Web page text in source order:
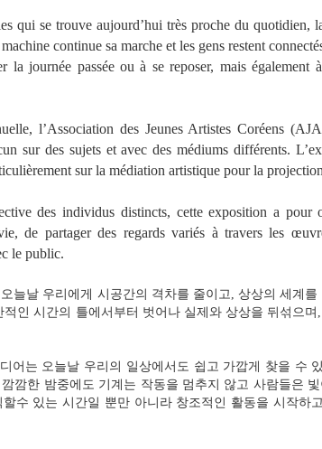
qui se trouve aujourd’hui très proche du quotidien,
continue sa marche et les gens restent
la journée passée ou à se reposer, mais également
l’Association des Jeunes Artistes Coréens
sur des sujets et avec des médiums différents.
sur la médiation artistique pour la
des individus distincts, cette exposition a pour
de partager des regards variés à travers les
le public.
늘날 우리에게 시공간의 격차를 줄이고, 상상의 세계
인 시간의 틀에서부터 벗어나 실제와 상상을 뒤섞으
어는 오늘날 우리의 일상에서도 쉽고 가깝게 찾을 수
깜한 밤중에도 기계는 작동을 멈추지 않고 사람들은
수 있는 시간일 뿐만 아니라 창조적인 활동을 시작하